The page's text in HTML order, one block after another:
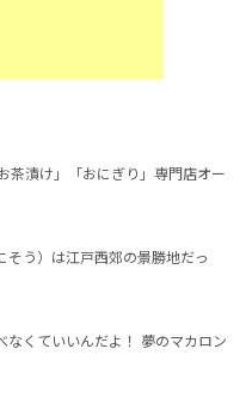
茶漬け」「おにぎり」専門店オー
そう）は江戸西郊の景勝地だっ
なくていいんだよ！ 夢のマカロン